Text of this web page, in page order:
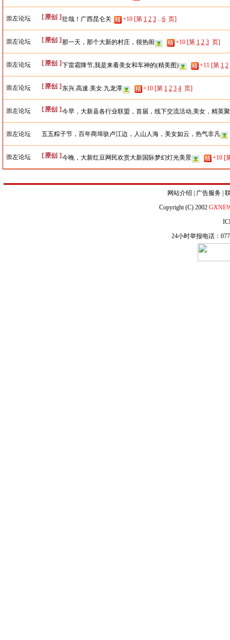
崇左论坛 壮哉！广西昆仑关 +10 [第 1 2 3 ...6 页]
崇左论坛 那一天，那个大新的村庄，很热闹 +10 [第 1 2 3 页]
崇左论坛 下雷霜降节,我是来看美女和车神的(精美图) +11 [第 1 2
崇左论坛 东兴.高速.美女.九龙潭 +10 [第 1 2 3 4 页]
崇左论坛 今早，大新县各行业联盟，首届，线下交流活动,美女，精英
崇左论坛 五五粽子节，百年商埠驮卢江边，人山人海，美女如云，热气非凡
崇左论坛 今晚，大新红豆网民欢赏大新国际梦幻灯光美景 +10 [
网站介绍 广告服务
Copyright (C) 2002
24小时举报电话：